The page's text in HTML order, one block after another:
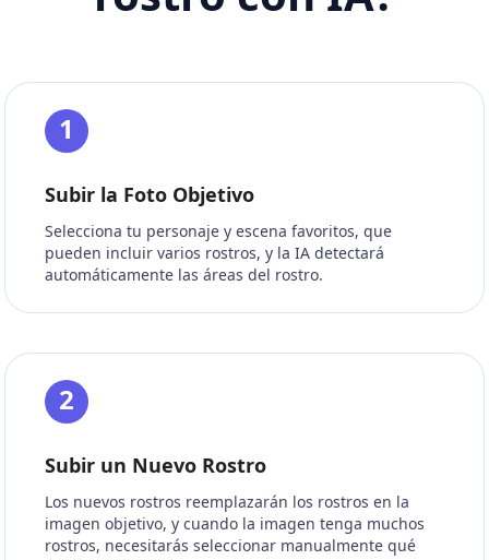
1
Subir la Foto Objetivo
Selecciona tu personaje y escena favoritos, que
pueden incluir varios rostros, y la IA detectará
automáticamente las áreas del rostro.
2
Subir un Nuevo Rostro
Los nuevos rostros reemplazarán los rostros en la
imagen objetivo, y cuando la imagen tenga muchos
rostros, necesitarás seleccionar manualmente qué